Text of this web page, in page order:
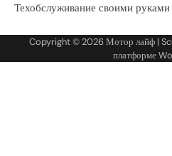
Техобслуживание своими руками
Copyright © 2026Мотор лайф |
платформе